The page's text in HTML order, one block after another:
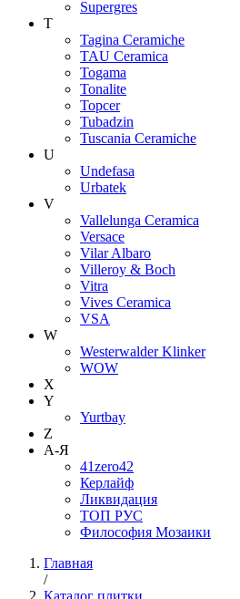
Supergres
T
Tagina Ceramiche
TAU Ceramica
Togama
Tonalite
Topcer
Tubadzin
Tuscania Ceramiche
U
Undefasa
Urbatek
V
Vallelunga Ceramica
Versace
Vilar Albaro
Villeroy & Boch
Vitra
Vives Ceramica
VSA
W
Westerwalder Klinker
WOW
X
Y
Yurtbay
Z
А-Я
41zero42
Керлайф
Ликвидация
ТОП РУС
Философия Мозаики
Главная
/
Каталог плитки